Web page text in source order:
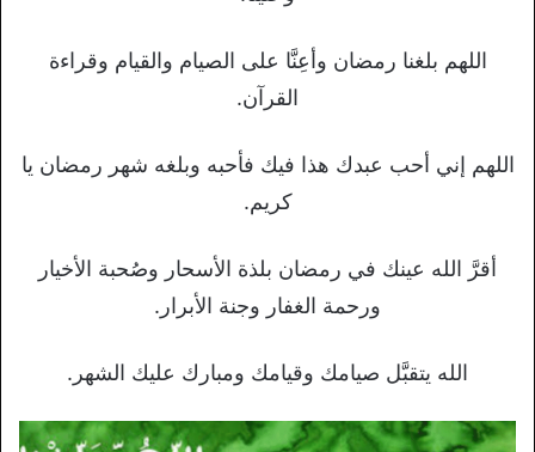
اللهم بلغنا رمضان وأعِنَّا على الصيام والقيام وقراءة
القرآن.
اللهم إني أحب عبدك هذا فيك فأحبه وبلغه شهر رمضان يا
كريم.
أقرَّ الله عينك في رمضان بلذة الأسحار وصُحبة الأخيار
ورحمة الغفار وجنة الأبرار.
الله يتقبَّل صيامك وقيامك ومبارك عليك الشهر.